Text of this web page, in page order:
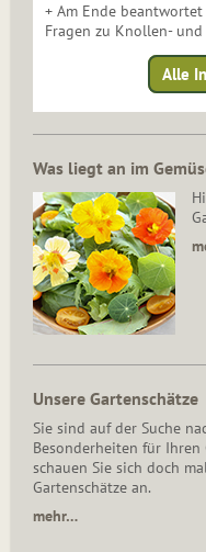
+ Am Ende
Fragen zu Knollen-
Alle
Was liegt an im
Unsere Gartenschätze
Sie sind auf der Suche
Besonderheiten für Ihren
schauen Sie sich doch
Gartenschätze an.
mehr…